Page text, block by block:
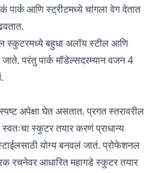
पार्क आणि स्ट्रीटमध्ये चांगला वेग देतात
स्कुटरमध्ये बहुधा अलॉय स्टील आणि
परंतु पार्क मॉडेल्सदरम्यान वजन 4
अपेक्षा घेत असतात. प्रगत स्तरावरील
स्वतःचा स्कुटर तयार करणं प्राधान्य
स्टाईलसाठी योग्य बनवलं जातं. प्रोफेशनल
रचनेवर आधारित महागडे स्कुटर तयार